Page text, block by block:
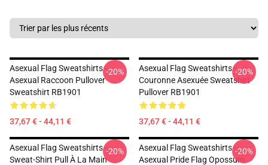
Asexual Flag Sweatshirts -
Asexual Raccoon Pullover
Sweatshirt RB1901
37,67 € - 44,11 €
-20%
Asexual Flag Sweatshirts -
Couronne Asexuée Sweatshirt
Pullover RB1901
37,67 € - 44,11 €
-20%
Asexual Flag Sweatshirts -
Sweat-Shirt Pull À La Main
-20%
Asexual Flag Sweatshirts -
Asexual Pride Flag Opossum
-20%